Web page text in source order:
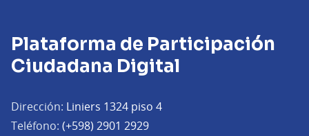
Plataforma de Participación
Ciudadana Digital
Dirección: Liniers 1324 piso 4
Teléfono: (+598) 2901 2929